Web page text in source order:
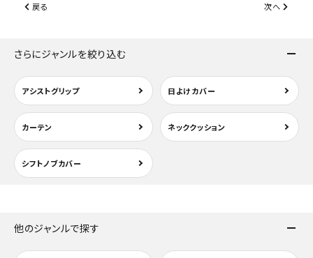
戻る 次へ
さらにジャンルを絞り込む
アシストグリップ 日よけカバー
カーテン ネッククッション
シフトノブカバー
他のジャンルで探す